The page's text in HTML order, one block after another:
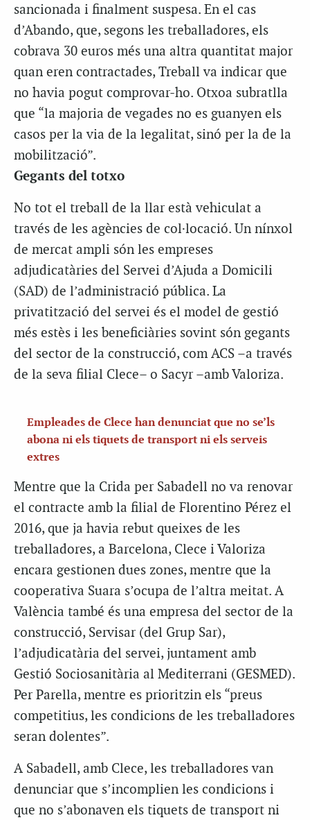
sancionada i finalment suspesa. En el cas
d’Abando, que, segons les treballadores, els
cobrava 30 euros més una altra quantitat major
quan eren contractades, Treball va indicar que
no havia pogut comprovar-ho. Otxoa subratlla
que “la majoria de vegades no es guanyen els
casos per la via de la legalitat, sinó per la de la
mobilització”.
Gegants del totxo
No tot el treball de la llar està vehiculat a
través de les agències de col·locació. Un nínxol
de mercat ampli són les empreses
adjudicatàries del Servei d’Ajuda a Domicili
(SAD) de l’administració pública. La
privatització del servei és el model de gestió
més estès i les beneficiàries sovint són gegants
del sector de la construcció, com ACS –a través
de la seva filial Clece– o Sacyr –amb Valoriza.
Empleades de Clece han denunciat que no se’ls
abona ni els tiquets de transport ni els serveis
extres
Mentre que la Crida per Sabadell no va renovar
el contracte amb la filial de Florentino Pérez el
2016, que ja havia rebut queixes de les
treballadores, a Barcelona, Clece i Valoriza
encara gestionen dues zones, mentre que la
cooperativa Suara s’ocupa de l’altra meitat. A
València també és una empresa del sector de la
construcció, Servisar (del Grup Sar),
l’adjudicatària del servei, juntament amb
Gestió Sociosanitària al Mediterrani (GESMED).
Per Parella, mentre es prioritzin els “preus
competitius, les condicions de les treballadores
seran dolentes”.
A Sabadell, amb Clece, les treballadores van
denunciar que s’incomplien les condicions i
que no s’abonaven els tiquets de transport ni